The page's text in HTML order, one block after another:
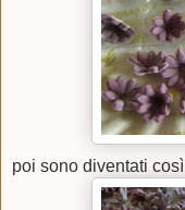
poi sono diventati così